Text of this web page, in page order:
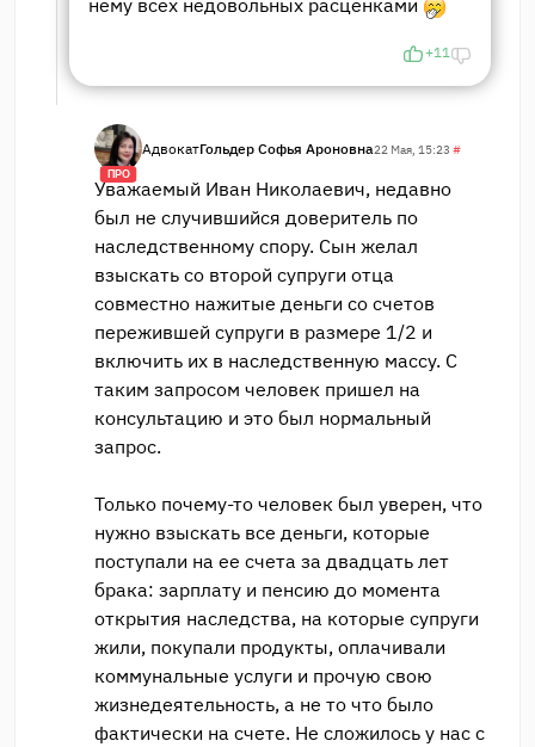
нему всех недовольных расценками
+11
ПРО
АдвокатГольдер Софья Ароновна22 Мая, 15:23 #
Уважаемый Иван Николаевич, недавно
был не случившийся доверитель по
наследственному спору. Сын желал
взыскать со второй супруги отца
совместно нажитые деньги со счетов
пережившей супруги в размере 1/2 и
включить их в наследственную массу. С
таким запросом человек пришел на
консультацию и это был нормальный
запрос.
Только почему-то человек был уверен, что
нужно взыскать все деньги, которые
поступали на ее счета за двадцать лет
брака: зарплату и пенсию до момента
открытия наследства, на которые супруги
жили, покупали продукты, оплачивали
коммунальные услуги и прочую свою
жизнедеятельность, а не то что было
фактически на счете. Не сложилось у нас с